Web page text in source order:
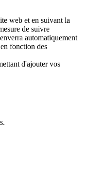
web et en suivant la
de suivre
automatiquement
fonction des
d'ajouter vos